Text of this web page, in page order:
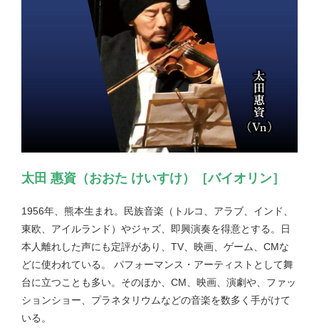
太田 惠資（おおた けいすけ）［バイオリン］
1956年、熊本生まれ。民族音楽（トルコ、アラブ、インド、
東欧、アイルランド）やジャズ、即興演奏を得意とする。日
本人離れした声にも定評があり、TV、映画、ゲーム、CMな
どに使われている。 パフォーマンス・アーティストとして舞
台に立つことも多い。そのほか、CM、映画、演劇や、ファッ
ションショー、プラネタリウムなどの音楽を数多く手がけて
いる。